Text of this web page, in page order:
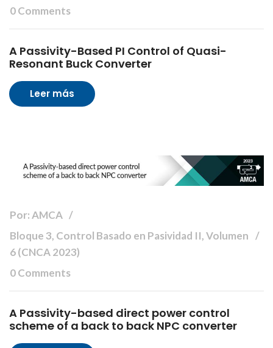
0 Comments
A Passivity-Based PI Control of Quasi-
Resonant Buck Converter
Leer más
Por: AMCA
Bloque 3, Control Basado en Pasividad II, Volumen
6 (CNCA 2023)
0 Comments
A Passivity-based direct power control
scheme of a back to back NPC converter